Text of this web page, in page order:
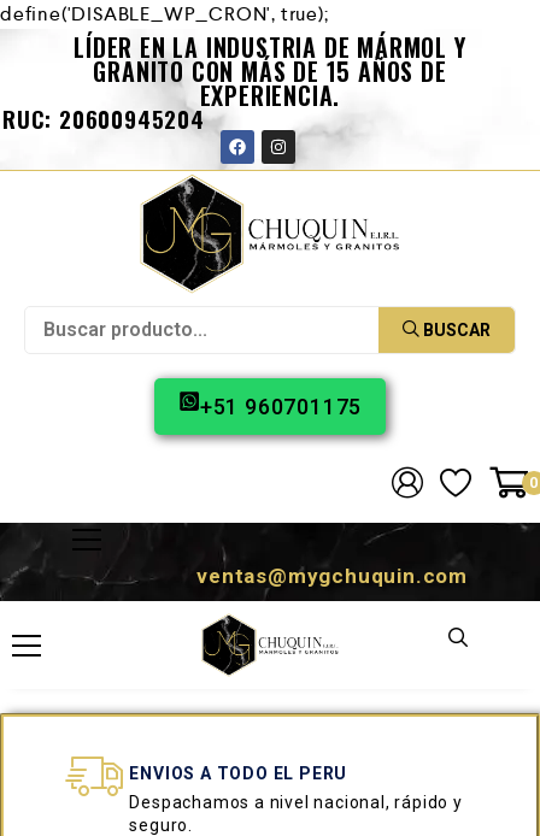
define('DISABLE_WP_CRON', true);
LÍDER EN LA INDUSTRIA DE MÁRMOL Y
GRANITO CON MÁS DE 15 AÑOS DE
EXPERIENCIA.
RUC: 20600945204
BUSCAR
+51 960701175
0
ventas@mygchuquin.com
ENVIOS A TODO EL PERU
Despachamos a nivel nacional, rápido y
seguro.